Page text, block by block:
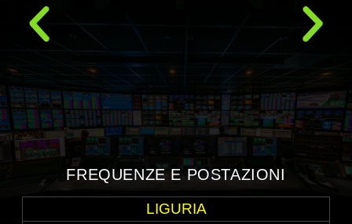
FREQUENZE E POSTAZIONI
LIGURIA